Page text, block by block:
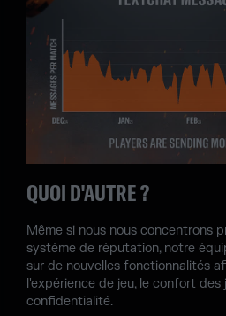
QUOI D'AUTRE ?
Même si nous nous concentrons
système de réputation, notre
sur de nouvelles fonctionnalités
l'expérience de jeu, le confort des
confidentialité.